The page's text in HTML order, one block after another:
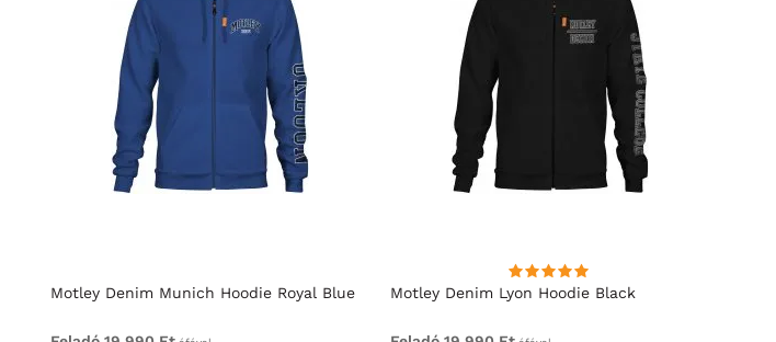
Motley Denim Munich Hoodie Royal Blue Motley Denim Lyon Hoodie Black